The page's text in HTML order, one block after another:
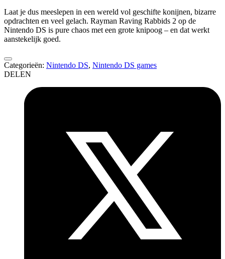
Laat je dus meeslepen in een wereld vol geschifte konijnen, bizarre
opdrachten en veel gelach. Rayman Raving Rabbids 2 op de
Nintendo DS is pure chaos met een grote knipoog – en dat werkt
aanstekelijk goed.
Categorieën: Nintendo DS, Nintendo DS games
DELEN